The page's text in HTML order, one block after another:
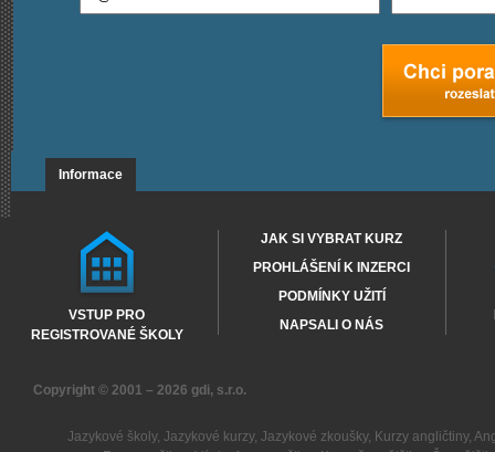
Informace
VSTUP PRO
REGISTROVANÉ ŠKOLY
JAK SI VYBRAT KURZ
PROHLÁŠENÍ K INZERCI
PODMÍNKY UŽITÍ
NAPSALI O NÁS
Copyright © 2001 – 2026 gdi, s.r.o.
Jazykové školy, Jazykové kurzy, Jazykové zkoušky, Kurzy angličtiny,